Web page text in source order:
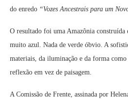
do enredo “Vozes Ancestrais para um
O resultado foi uma Amazônia construída
muito azul. Nada de verde óbvio. A
materiais, da iluminação e da forma
reflexão em vez de paisagem.
A Comissão de Frente, assinada por